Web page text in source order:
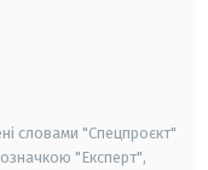
словами "Спецпроєкт"
"Експерт",